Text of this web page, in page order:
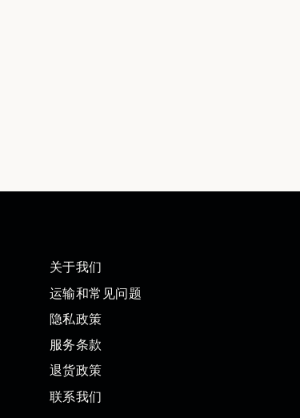
关于我们
运输和常见问题
隐私政策
服务条款
退货政策
联系我们